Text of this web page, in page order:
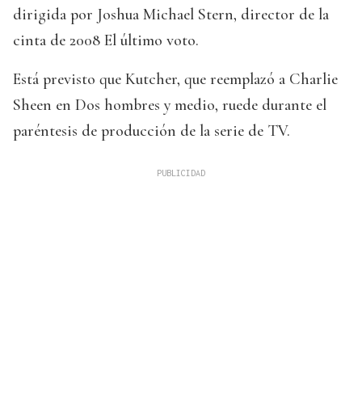
dirigida por Joshua Michael Stern, director de la
cinta de 2008 El último voto.
Está previsto que Kutcher, que reemplazó a Charlie
Sheen en Dos hombres y medio, ruede durante el
paréntesis de producción de la serie de TV.